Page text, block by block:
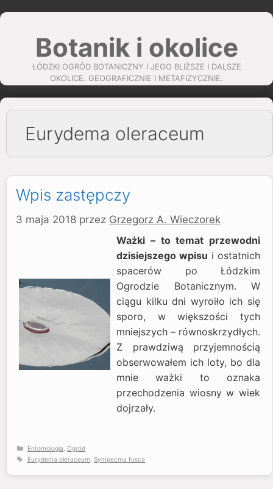
Przejdź
Botanik i okolice
ŁÓDZKI OGRÓD BOTANICZNY I JEGO BLIŻSZE I DALSZE
OKOLICE. GEOGRAFICZNIE I METAFIZYCZNIE.
Eurydema oleraceum
Wpis zastępczy
3 maja 2018 przez Grzegorz A. Wieczorek
Ważki – to temat przewodni
dzisiejszego wpisu i ostatnich
spacerów po Łódzkim
Ogrodzie Botanicznym. W
ciągu kilku dni wyroiło ich się
sporo, w większości tych
mniejszych – równoskrzydłych.
Z prawdziwą przyjemnością
obserwowałem ich loty, bo dla
mnie ważki to oznaka
przechodzenia wiosny w wiek
dojrzały.
Kategorie
Entomologia Ogród
Tagi
Eurydema oleraceum Sympecma fusca